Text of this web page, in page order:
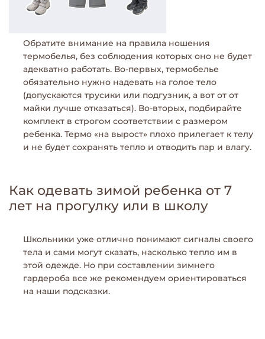
Обратите внимание на правила ношения
термобелья, без соблюдения которых оно не будет
адекватно работать. Во-первых, термобелье
обязательно нужно надевать на голое тело
(допускаются трусики или подгузник, а вот от от
майки лучше отказаться). Во-вторых, подбирайте
комплект в строгом соответствии с размером
ребенка. Термо «на вырост» плохо прилегает к телу
и не будет сохранять тепло и отводить пар и влагу.
Как одевать зимой ребенка от 7
лет на прогулку или в школу
Школьники уже отлично понимают сигналы своего
тела и сами могут сказать, насколько тепло им в
этой одежде. Но при составлении зимнего
гардероба все же рекомендуем ориентироваться
на наши подсказки.